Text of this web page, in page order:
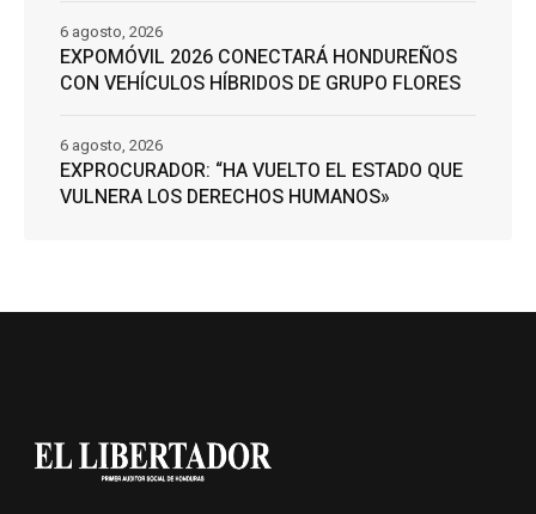
EXPOMÓVIL 2026 CONECTARÁ HONDUREÑOS
CON VEHÍCULOS HÍBRIDOS DE GRUPO FLORES
6 agosto, 2026
EXPROCURADOR: “HA VUELTO EL ESTADO QUE
VULNERA LOS DERECHOS HUMANOS»
6 agosto, 2026